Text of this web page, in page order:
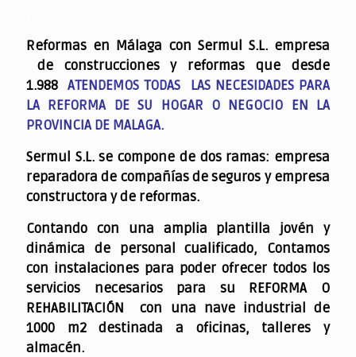
Reformas en Málaga con Sermul S.L. empresa
de construcciones y reformas que desde
1.988ATENDEMOS TODAS LAS NECESIDADES PARA
LA REFORMA DE SU HOGAR O NEGOCIO EN LA
PROVINCIA DE MALAGA.
Sermul S.L. se compone de dos ramas: empresa
reparadora de compañías de seguros y empresa
constructora y de reformas.
Contando con una amplia plantilla jovén y
dinámica de personal cualificado, Contamos
con instalaciones para poder ofrecer todos los
servicios necesarios para su REFORMA O
REHABILITACIÓN con una nave industrial de
1000 m2 destinada a oficinas, talleres y
almacén.